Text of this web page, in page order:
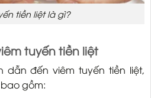
tiền liệt là gì?
tuyến tiền liệt
dẫn đến viêm tuyến tiền liệt,
gồm: